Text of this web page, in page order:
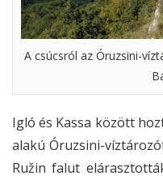
A csúcsról az Óruzsini-
Igló és Kassa között
alakú Óruzsini-
Ružin falut